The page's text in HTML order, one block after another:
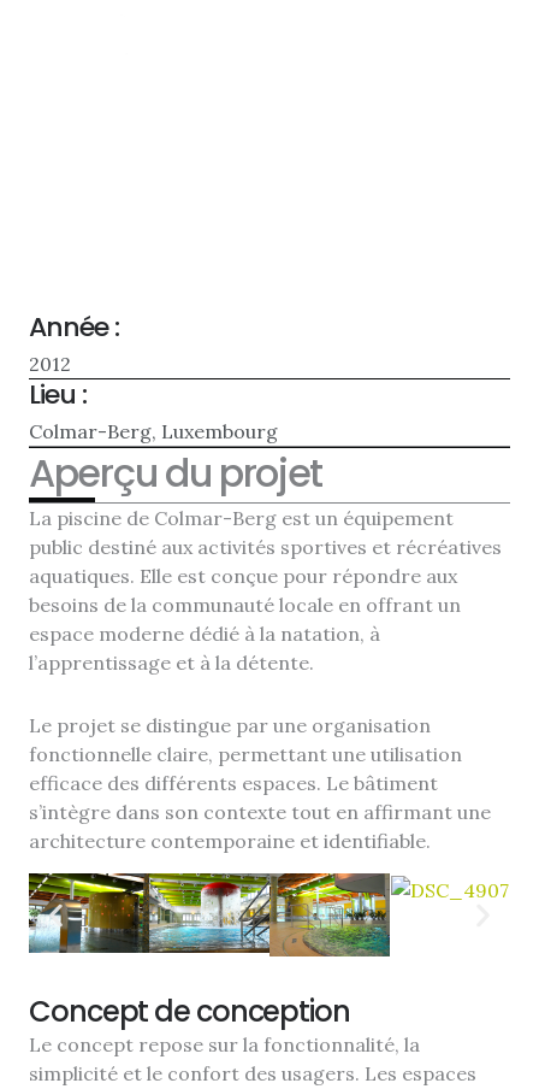
Année :
2012
Lieu :
Colmar-Berg, Luxembourg
Aperçu du projet
La piscine de Colmar-Berg est un équipement
public destiné aux activités sportives et récréatives
aquatiques. Elle est conçue pour répondre aux
besoins de la communauté locale en offrant un
espace moderne dédié à la natation, à
l’apprentissage et à la détente.
Le projet se distingue par une organisation
fonctionnelle claire, permettant une utilisation
efficace des différents espaces. Le bâtiment
s’intègre dans son contexte tout en affirmant une
architecture contemporaine et identifiable.
Concept de conception
Le concept repose sur la fonctionnalité, la
simplicité et le confort des usagers. Les espaces